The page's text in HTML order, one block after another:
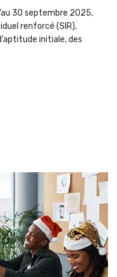
30 septembre 2025,
renforcé (SIR),
initiale, des